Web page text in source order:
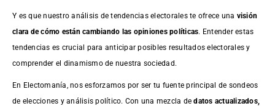
Y es que nuestro análisis de tendencias electorales te ofrece una visión
clara de cómo están cambiando las opiniones políticas. Entender estas
tendencias es crucial para anticipar posibles resultados electorales y
comprender el dinamismo de nuestra sociedad.
En Electomanía, nos esforzamos por ser tu fuente principal de sondeos
de elecciones y análisis político. Con una mezcla dedatos actualizados,